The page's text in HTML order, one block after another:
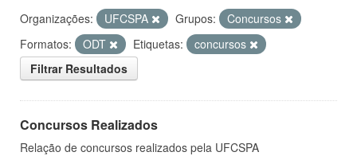
Organizações: UFCSPA Grupos:
Concursos
Formatos:
ODT Etiquetas:
concursos
Filtrar Resultados
Concursos Realizados
Relação de concursos realizados pela UFCSPA